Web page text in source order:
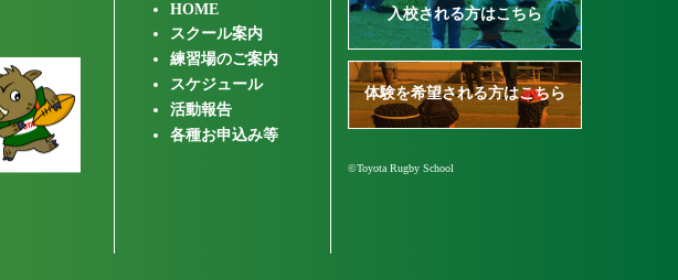
HOME
スクール案内
練習場のご案内
スケジュール
活動報告
各種お申込み等
入校される方はこちら
体験を希望される方はこちら
©Toyota Rugby School